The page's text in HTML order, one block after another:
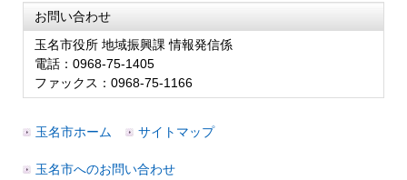
お問い合わせ
玉名市役所 地域振興課 情報発信係
電話：0968-75-1405
ファックス：0968-75-1166
玉名市ホーム サイトマップ
玉名市へのお問い合わせ